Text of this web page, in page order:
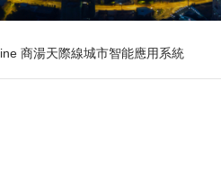
商湯天際線城市智能應用系統